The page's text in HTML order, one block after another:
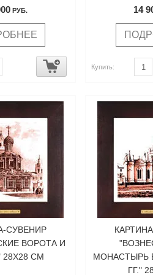
РУБ. 14
Купить:
СУВЕНИР
ВОРОТА И
СМ
МОНАСТЫРЬ
ГГ."